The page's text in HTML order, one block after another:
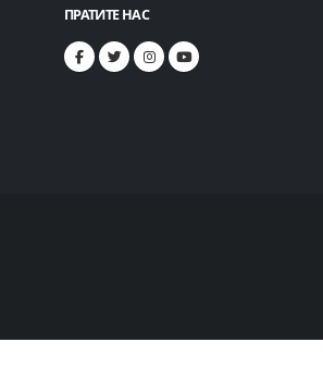
ПРАТИТЕ НАС